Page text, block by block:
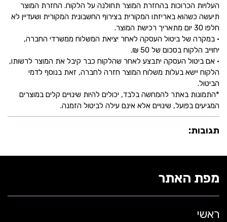
העלויות הכרוכות בהחזרת המוצר תחולנה על הלקוח. החזרת המוצר
תיעשה כשהוא באריזתו המקורית בצירוף החשבונית המקורית ושעדיין לא
חלפו 30 יום מתאריך רכישת המוצר.
• במקרה של ביטול העסקה לאחר יציאת המשלוח ממשרדי החברה,
יחוייב הלקוח בסכום של 50 ₪.
• אם ביטול העסקה יתבצע לאחר שהלקוח כבר קיבל את המוצר לרשותו,
הלקוח יישא בעלות משלוח המוצר חזרה לחברה, זאת בנוסף לדמי
הביטול.
*התמונות באתר להמחשה בלבד, יכולים להיות שינויים קלים במוצרים
המגיעים בפועל, שינויים אלא אינם עילה לביטול הזמנה.
תגובות:
מפת האתר
ראשי